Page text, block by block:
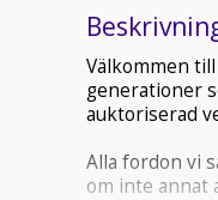
Välkommen
generationer
auktoriserad
Alla fordon vi
om inte annat